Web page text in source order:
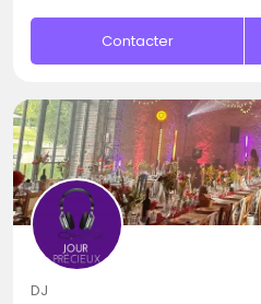
Contacter
DJ